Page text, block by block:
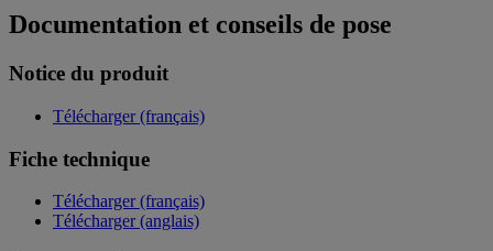
Documentation et conseils de pose
Notice du produit
Télécharger (français)
Fiche technique
Télécharger (français)
Télécharger (anglais)